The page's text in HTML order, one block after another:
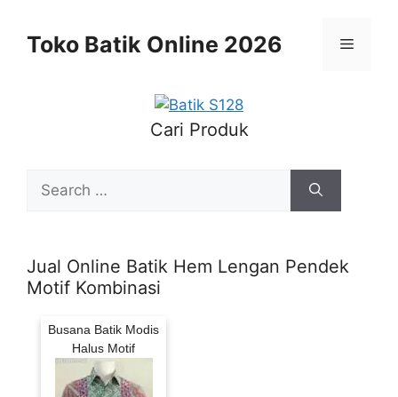
contentToko Batik Online 2026 Menu
Cari Produk
for:
Jual Online Batik Hem Lengan Pendek
Motif Kombinasi
Busana Batik Modis
Halus Motif